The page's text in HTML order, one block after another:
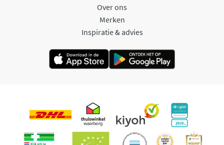
Over ons
Merken
Inspiratie & advies